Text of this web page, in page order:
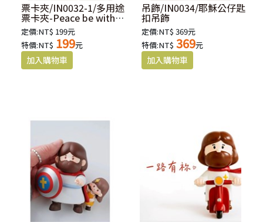
票卡夾/IN0032-1/多用途
票卡夾-Peace be with
you(米黃)
定價:NT$ 199元
特價:NT$ 199元
吊飾/IN0034/耶穌公仔匙
扣吊飾
定價:NT$ 369元
特價:NT$ 369元